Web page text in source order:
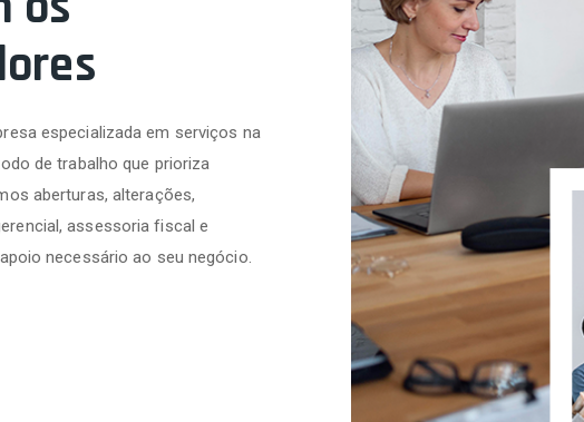
especializada em serviços na
de trabalho que prioriza
aberturas, alterações,
assessoria fiscal e
necessário ao seu negócio.